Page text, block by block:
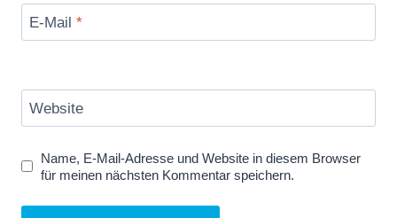
E-Mail *
Website
Name, E-Mail-Adresse und Website in diesem Browser
für meinen nächsten Kommentar speichern.